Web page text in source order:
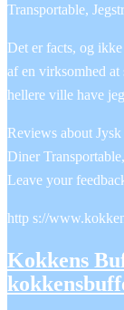
Transportable,
Det er facts, og
af en virksomhed at
hellere ville have
Reviews about
Diner
Leave your
http s://
Kokkens